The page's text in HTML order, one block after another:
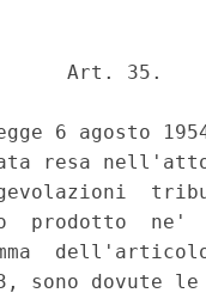
Art. 35.
6 agosto
resa
prodotto
dovute le